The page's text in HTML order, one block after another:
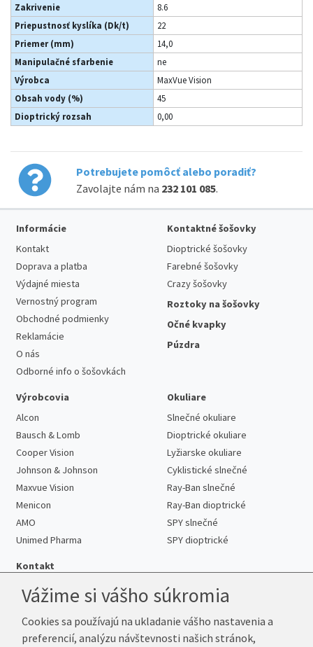
Zakrivenie
8.6
Priepustnosť kyslíka (Dk/t)
22
Priemer (mm)
14,0
Manipulačné sfarbenie
ne
Výrobca
MaxVue Vision
Obsah vody (%)
45
Dioptrický rozsah
0,00
Potrebujete pomôcť alebo poradiť?
Zavolajte nám na 232 101 085.
Informácie
Kontakt
Doprava a platba
Výdajné miesta
Vernostný program
Obchodné podmienky
Reklamácie
O nás
Odborné info o šošovkách
Kontaktné šošovky
Dioptrické šošovky
Farebné šošovky
Crazy šošovky
Roztoky na šošovky
Očné kvapky
Púzdra
Výrobcovia
Alcon
Bausch & Lomb
Cooper Vision
Johnson & Johnson
Maxvue Vision
Menicon
AMO
Unimed Pharma
Okuliare
Slnečné okuliare
Dioptrické okuliare
Lyžiarske okuliare
Cyklistické slnečné
Ray-Ban slnečné
Ray-Ban dioptrické
SPY slnečné
SPY dioptrické
Kontakt
Telefón:+421 222 205 863
E-mail:info@kup-sosovky.sk
Vážime si vášho súkromia
Cookies sa používajú na ukladanie vášho nastavenia a
preferencií, analýzu návštevnosti našich stránok,